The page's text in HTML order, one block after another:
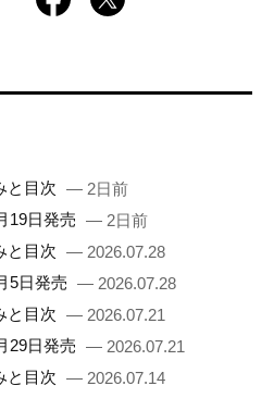
と目次 — 2日前
19日発売 — 2日前
と目次 — 2026.07.28
5日発売 — 2026.07.28
と目次 — 2026.07.21
29日発売 — 2026.07.21
と目次 — 2026.07.14